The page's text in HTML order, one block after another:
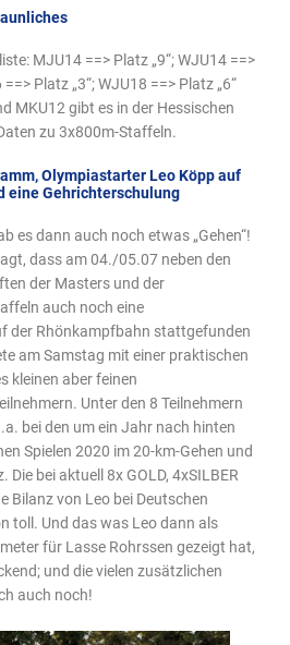
MJU14 ==> Platz „9“; WJU14 ==>
Platz „3“; WJU18 ==> Platz „6“
MKU12 gibt es in der Hessischen
zu 3x800m-Staffeln.
Olympiastarter Leo Köpp auf
eine Gehrichterschulung
es dann auch noch etwas „Gehen“!
dass am 04./05.07 neben den
der Masters und der
auch noch eine
der Rhönkampfbahn stattgefunden
am Samstag mit einer praktischen
kleinen aber feinen
Unter den 8 Teilnehmern
bei den um ein Jahr nach hinten
Spielen 2020 im 20-km-Gehen und
Die bei aktuell 8x GOLD, 4xSILBER
Bilanz von Leo bei Deutschen
toll. Und das was Leo dann als
für Lasse Rohrssen gezeigt hat,
und die vielen zusätzlichen
auch noch!